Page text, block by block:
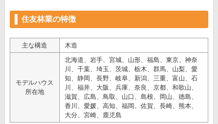
住友林業の特徴
主な構造 木造
モデルハウス
所在地
北海道、岩手、宮城、山形、福島、東京、神奈
川、千葉、埼玉、茨城、栃木、群馬、山梨、愛
知、静岡、長野、岐阜、新潟、三重、富山、石
川、福井、大阪、兵庫、奈良、京都、和歌山、
滋賀、広島、鳥取、山口、島根、岡山、徳島、
香川、愛媛、高知、福岡、佐賀、長崎、熊本、
大分、宮崎、鹿児島